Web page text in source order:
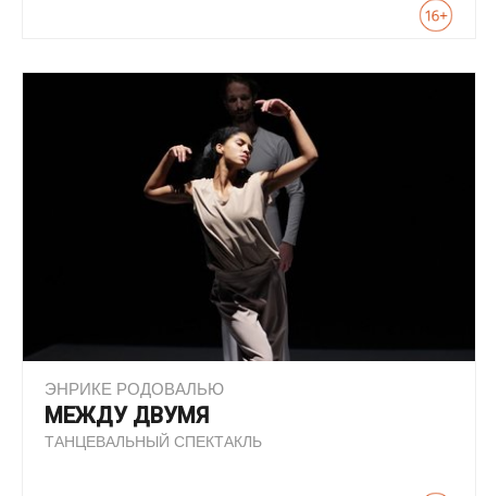
ЭНРИКЕ РОДОВАЛЬЮ
МЕЖДУ ДВУМЯ
ТАНЦЕВАЛЬНЫЙ СПЕКТАКЛЬ